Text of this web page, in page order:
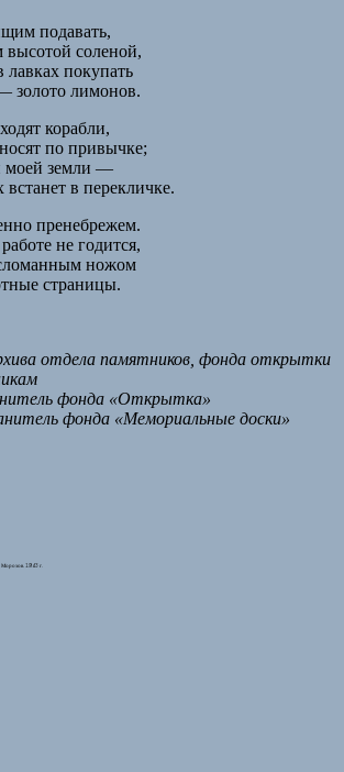
подавать,
соленой,
лавках покупать
золото лимонов.
корабли,
по привычке;
моей земли —
в перекличке.
пренебрежем.
не годится,
ножом
страницы.
отдела памятников, фонда открытки
фонда «Открытка»
фонда «Мемориальные доски»
1943 г.